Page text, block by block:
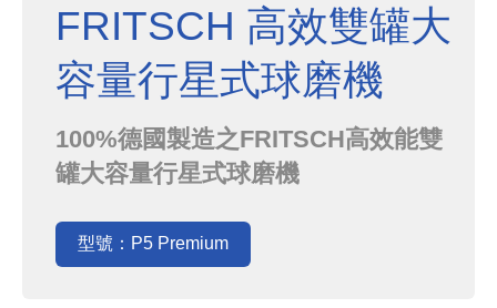
FRITSCH 高效雙罐大
容量行星式球磨機
P5P
100%德國製造之FRITSCH高效能雙
罐大容量行星式球磨機
(P5P)，有最高等級的安全防護設
計，操作上卻更為方便簡單．搭配最
型號：P5 Premium